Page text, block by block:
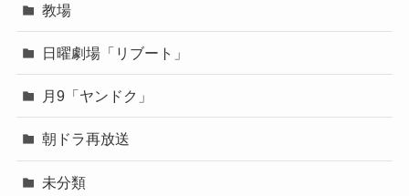
教場
日曜劇場「リブート」
月9「ヤンドク」
朝ドラ再放送
未分類